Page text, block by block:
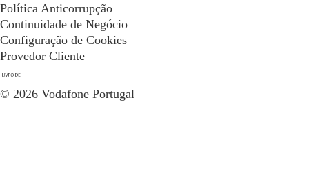
Política Anticorrupção
Continuidade de Negócio
Configuração de Cookies
Provedor Cliente
© 2026 Vodafone Portugal